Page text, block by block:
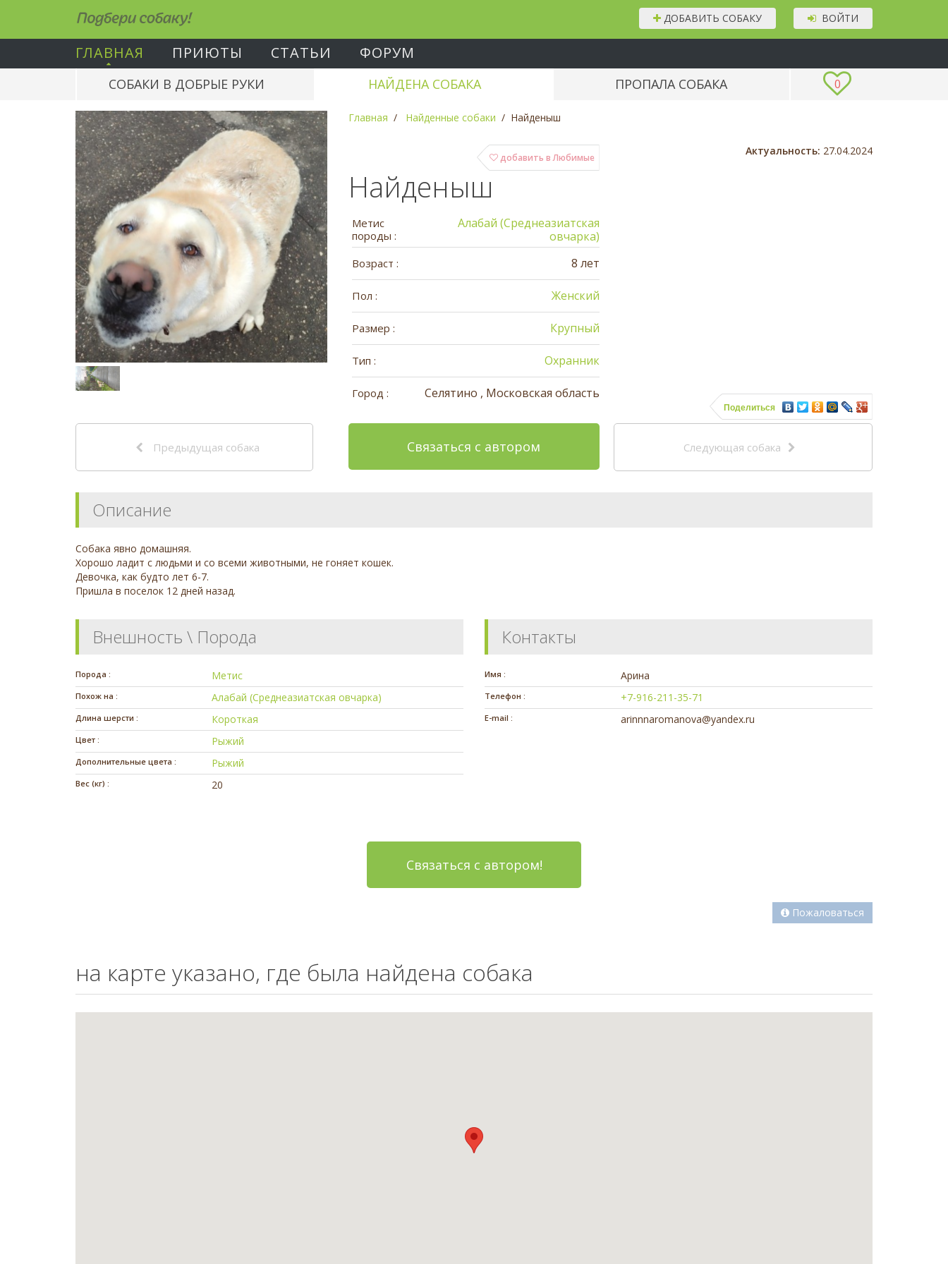
Подбери собаку! ВОЙТИ
ДОБАВИТЬ СОБАКУ
ГЛАВНАЯ ПРИЮТЫ СТАТЬИ ФОРУМ
0
СОБАКИ В ДОБРЫЕ РУКИ НАЙДЕНА СОБАКА ПРОПАЛА СОБАКА
Главная Найденные собаки Найденыш
добавить в Любимые
Найденыш
Метис
породы :
Алабай (Среднеазиатская
овчарка)
Возраст : 8 лет
Пол : Женский
Размер : Крупный
Тип : Охранник
Город : Селятино , Московская область
Актуальность: 27.04.2024
Поделиться
Предыдущая собака Связаться с автором Следующая собака
Описание
Собака явно домашняя.
Хорошо ладит с людьми и со всеми животными, не гоняет кошек.
Девочка, как будто лет 6-7.
Пришла в поселок 12 дней назад.
Внешность \ Порода
Порода : Метис
Похож на : Алабай (Среднеазиатская овчарка)
Длина шерсти : Короткая
Цвет : Рыжий
Дополнительные цвета : Рыжий
Вес (кг) : 20
Контакты
Имя : Арина
Телефон : +7-916-211-35-71
E-mail : arinnnaromanova@yandex.ru
Связаться с автором!
Пожаловаться
на карте указано, где была найдена собака